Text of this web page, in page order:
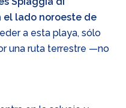
el lado noroeste de
a esta playa, sólo
una ruta terrestre —no